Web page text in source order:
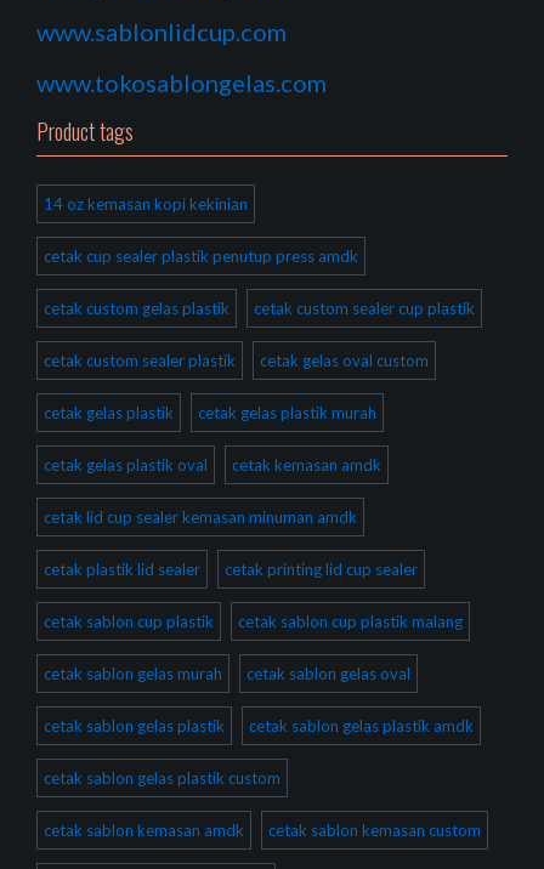
www.sablonlidcup.com
www.tokosablongelas.com
Product tags
14 oz kemasan kopi kekinian
cetak cup sealer plastik penutup press amdk
cetak custom gelas plastik cetak custom sealer cup plastik
cetak custom sealer plastik cetak gelas oval custom
cetak gelas plastik cetak gelas plastik murah
cetak gelas plastik oval cetak kemasan amdk
cetak lid cup sealer kemasan minuman amdk
cetak plastik lid sealer cetak printing lid cup sealer
cetak sablon cup plastik cetak sablon cup plastik malang
cetak sablon gelas murah cetak sablon gelas oval
cetak sablon gelas plastik cetak sablon gelas plastik amdk
cetak sablon gelas plastik custom
cetak sablon kemasan amdk cetak sablon kemasan custom